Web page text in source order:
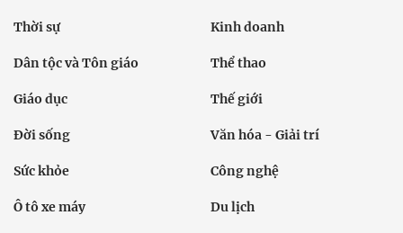
Thời sự Kinh doanh
Dân tộc và Tôn giáo Thể thao
Giáo dục Thế giới
Đời sống Văn hóa - Giải trí
Sức khỏe Công nghệ
Ô tô xe máy Du lịch